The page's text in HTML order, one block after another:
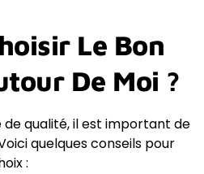
Le Bon
De Moi ?
qualité, il est important de
quelques conseils pour
: